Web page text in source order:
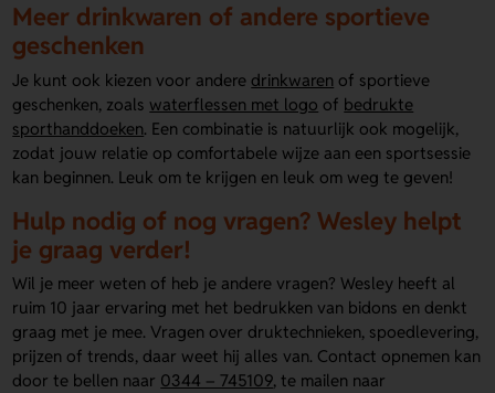
Meer drinkwaren of andere sportieve
geschenken
Je kunt ook kiezen voor andere drinkwaren of sportieve
geschenken, zoals waterflessen met logo of bedrukte
sporthanddoeken. Een combinatie is natuurlijk ook mogelijk,
zodat jouw relatie op comfortabele wijze aan een sportsessie
kan beginnen. Leuk om te krijgen en leuk om weg te geven!
Hulp nodig of nog vragen? Wesley helpt
je graag verder!
Wil je meer weten of heb je andere vragen? Wesley heeft al
ruim 10 jaar ervaring met het bedrukken van bidons en denkt
graag met je mee. Vragen over druktechnieken, spoedlevering,
prijzen of trends, daar weet hij alles van. Contact opnemen kan
door te bellen naar 0344 – 745109, te mailen naar